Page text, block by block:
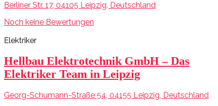
Berliner Str. 17, 04105 Leipzig, Deutschland
Noch keine Bewertungen
Elektriker
Hellbau Elektrotechnik GmbH – Das
Elektriker Team in Leipzig
Georg-Schumann-Straße 54, 04155 Leipzig, Deutschland